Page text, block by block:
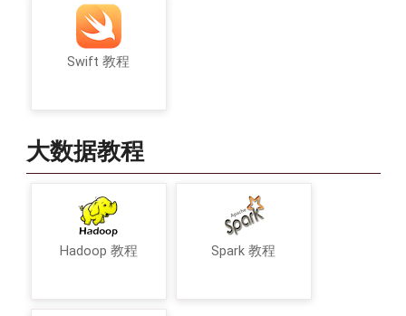
Swift 教程
大数据教程
Hadoop 教程 Spark 教程